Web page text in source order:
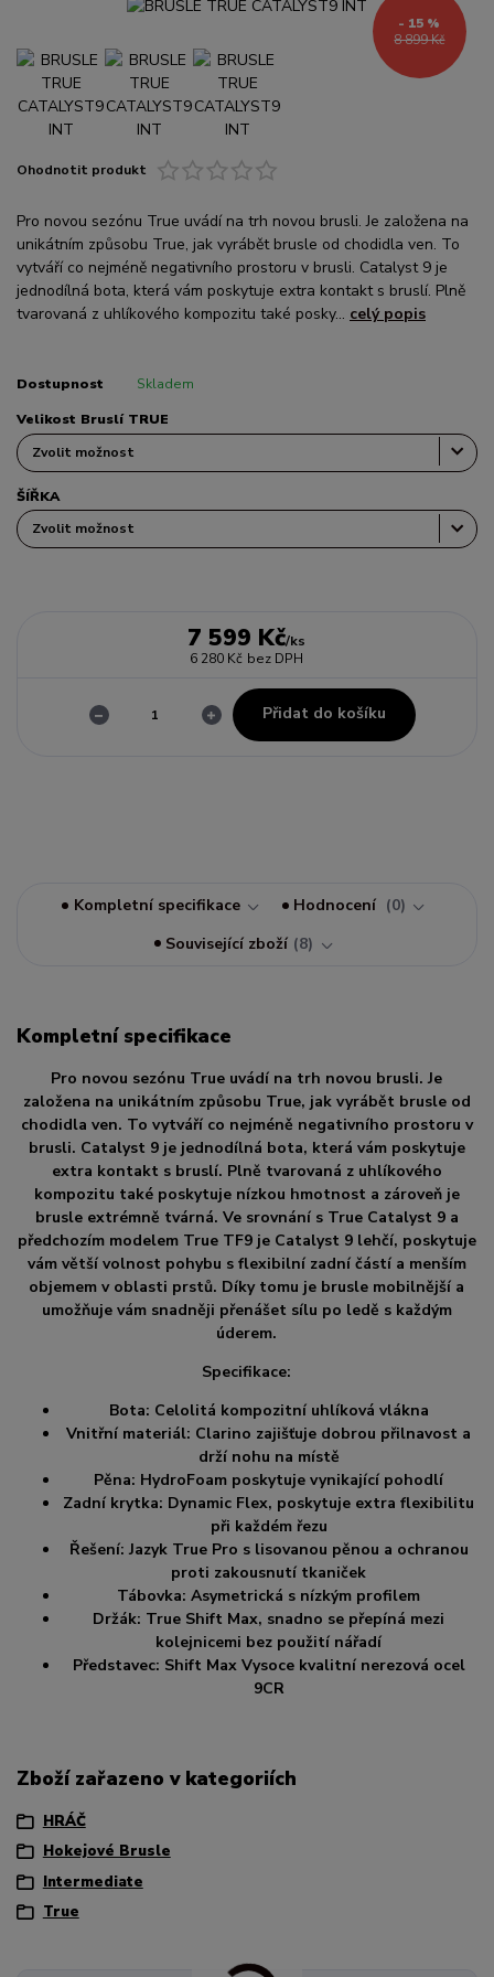
8 899 Kč
- 15 %
Ohodnotit produkt
Pro novou sezónu True uvádí na trh novou brusli. Je založena na
unikátním způsobu True, jak vyrábět brusle od chodidla ven. To
vytváří co nejméně negativního prostoru v brusli. Catalyst 9 je
jednodílná bota, která vám poskytuje extra kontakt s bruslí. Plně
tvarovaná z uhlíkového kompozitu také posky... celý popis
Dostupnost Skladem
Velikost Bruslí TRUE
ŠÍŘKA
7 599 Kč/ks
6 280 Kč bez DPH
Přidat do košíku
Kompletní specifikace Hodnocení
0
Související zboží 8
Kompletní specifikace
Pro novou sezónu True uvádí na trh novou brusli. Je
založena na unikátním způsobu True, jak vyrábět brusle od
chodidla ven. To vytváří co nejméně negativního prostoru v
brusli. Catalyst 9 je jednodílná bota, která vám poskytuje
extra kontakt s bruslí. Plně tvarovaná z uhlíkového
kompozitu také poskytuje nízkou hmotnost a zároveň je
brusle extrémně tvárná. Ve srovnání s True Catalyst 9 a
předchozím modelem True TF9 je Catalyst 9 lehčí, poskytuje
vám větší volnost pohybu s flexibilní zadní částí a menším
objemem v oblasti prstů. Díky tomu je brusle mobilnější a
umožňuje vám snadněji přenášet sílu po ledě s každým
úderem.
Specifikace:
Bota: Celolitá kompozitní uhlíková vlákna
Vnitřní materiál: Clarino zajišťuje dobrou přilnavost a
drží nohu na místě
Pěna: HydroFoam poskytuje vynikající pohodlí
Zadní krytka: Dynamic Flex, poskytuje extra flexibilitu
při každém řezu
Řešení: Jazyk True Pro s lisovanou pěnou a ochranou
proti zakousnutí tkaniček
Tábovka: Asymetrická s nízkým profilem
Držák: True Shift Max, snadno se přepíná mezi
kolejnicemi bez použití nářadí
Představec: Shift Max Vysoce kvalitní nerezová ocel
9CR
Zboží zařazeno v kategoriích
HRÁČ
Hokejové Brusle
Intermediate
True